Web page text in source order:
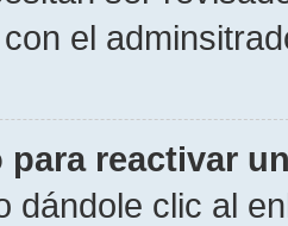
el
para reactivar
dándole clic al